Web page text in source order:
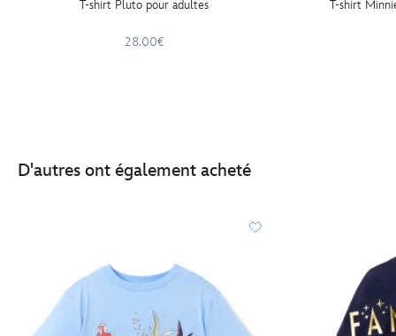
T-shirt Pluto pour adultes
28.00€
T-shirt
D'autres ont également acheté